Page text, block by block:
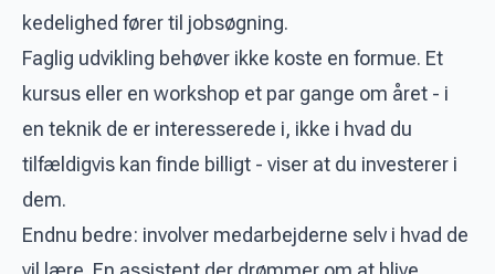
kedelighed fører til jobsøgning.
Faglig udvikling behøver ikke koste en formue. Et
kursus eller en workshop et par gange om året - i
en teknik de er interesserede i, ikke i hvad du
tilfældigvis kan finde billigt - viser at du investerer i
dem.
Endnu bedre: involver medarbejderne selv i hvad de